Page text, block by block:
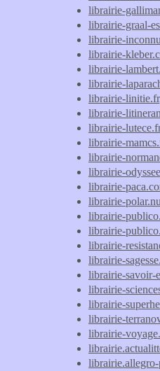
librairie-
librairie-graal-
librairie-
librairie-
librairie-
librairie-
librairie-linitie.fr
librairie-
librairie-lutece.fr
librairie-
librairie-
librairie-
librairie-
librairie-
librairie-
librairie-
librairie-
librairie-
librairie-savoir-
librairie-
librairie-
librairie-
librairie-